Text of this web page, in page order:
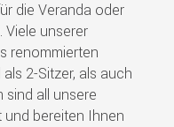
die Veranda oder
Viele unserer
renommierten
2-Sitzer, als auch
sind all unsere
bereiten Ihnen